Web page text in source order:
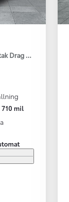
Drag Motorv Vhjul
710 mil